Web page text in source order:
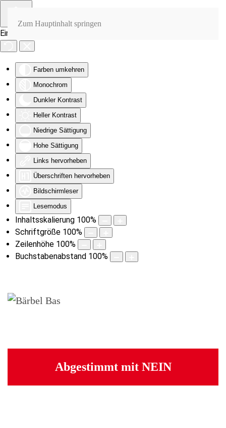
Eingabehilfen öffnen
Farben umkehren
Monochrom
Dunkler Kontrast
Heller Kontrast
Niedrige Sättigung
Hohe Sättigung
Links hervorheben
Überschriften hervorheben
Bildschirmleser
Lesemodus
Inhaltsskalierung 100%
Schriftgröße 100%
Zeilenhöhe 100%
Buchstabenabstand 100%
Zum Hauptinhalt springen
Abgestimmt mit NEIN